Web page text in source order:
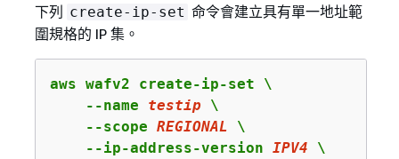
下列 create-ip-set 命令會建立具有單一地址範
圍規格的 IP 集。
aws wafv2 create-ip-set \
    --name
testip \
    --scope
REGIONAL \
    --ip-address-version
IPV4 \